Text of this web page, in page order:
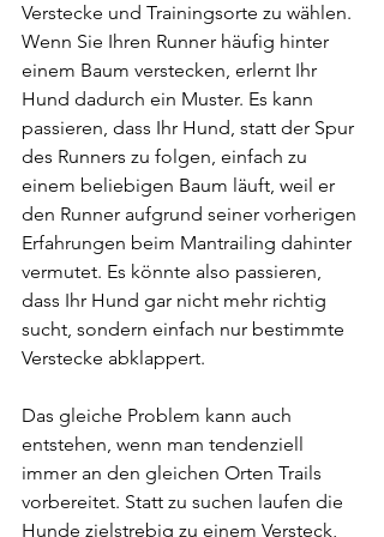
Verstecke und Trainingsorte zu wählen.
Wenn Sie Ihren Runner häufig hinter
einem Baum verstecken, erlernt Ihr
Hund dadurch ein Muster. Es kann
passieren, dass Ihr Hund, statt der Spur
des Runners zu folgen, einfach zu
einem beliebigen Baum läuft, weil er
den Runner aufgrund seiner vorherigen
Erfahrungen beim Mantrailing dahinter
vermutet. Es könnte also passieren,
dass Ihr Hund gar nicht mehr richtig
sucht, sondern einfach nur bestimmte
Verstecke abklappert.
Das gleiche Problem kann auch
entstehen, wenn man tendenziell
immer an den gleichen Orten Trails
vorbereitet. Statt zu suchen laufen die
Hunde zielstrebig zu einem Versteck,